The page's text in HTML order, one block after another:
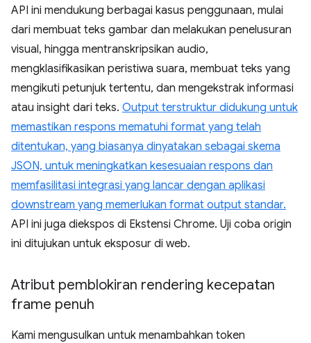
API ini mendukung berbagai kasus penggunaan, mulai
dari membuat teks gambar dan melakukan penelusuran
visual, hingga mentranskripsikan audio,
mengklasifikasikan peristiwa suara, membuat teks yang
mengikuti petunjuk tertentu, dan mengekstrak informasi
atau insight dari teks. Output terstruktur didukung untuk
memastikan respons mematuhi format yang telah
ditentukan, yang biasanya dinyatakan sebagai skema
JSON, untuk meningkatkan kesesuaian respons dan
memfasilitasi integrasi yang lancar dengan aplikasi
downstream yang memerlukan format output standar.
API ini juga diekspos di Ekstensi Chrome. Uji coba origin
ini ditujukan untuk eksposur di web.
Atribut pemblokiran rendering kecepatan
frame penuh
Kami mengusulkan untuk menambahkan token